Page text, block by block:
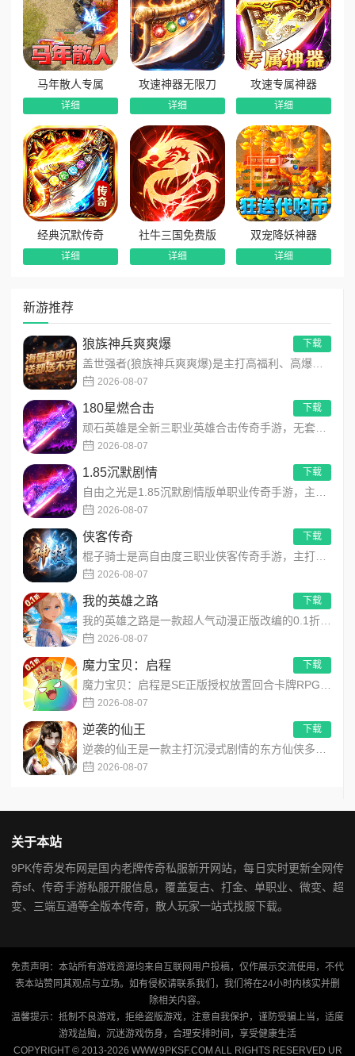
新游推荐
狼族神兵爽爽爆
2026-08-07
下载
180星燃合击
2026-08-07
下载
1.85沉默剧情
2026-08-07
下载
侠客传奇
2026-08-07
下载
我的英雄之路
2026-08-07
下载
魔力宝贝：启程
2026-08-07
下载
逆袭的仙王
2026-08-07
下载
马年散人专属
详细
攻速神器无限刀
详细
攻速专属神器
详细
经典沉默传奇
详细
社牛三国免费版
详细
双宠降妖神器
详细
关于本站
9PK传奇发布网是国内老牌传奇私服新开网站，每日实时更新全网传
奇sf、传奇手游私服开服信息，覆盖复古、打金、单职业、微变、超
变、三端互通等全版本传奇，散人玩家一站式找服下载。
免责声明：本站所有游戏资源均来自互联网用户投稿，仅作展示交流使用，不代
表本站赞同其观点与立场。如有侵权请联系我们，我们将在24小时内核实并删
除相关内容。
温馨提示：抵制不良游戏，拒绝盗版游戏，注意自我保护，谨防受骗上当，适度
游戏益脑，沉迷游戏伤身，合理安排时间，享受健康生活
COPYRIGHT © 2013-2026 WWW.9PKSF.COM ALL RIGHTS RESERVED UR